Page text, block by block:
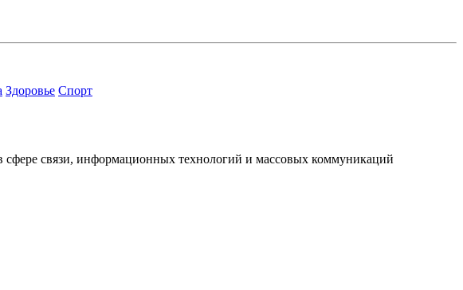
Здоровье Спорт
связи, информационных технологий и массовых коммуникаций